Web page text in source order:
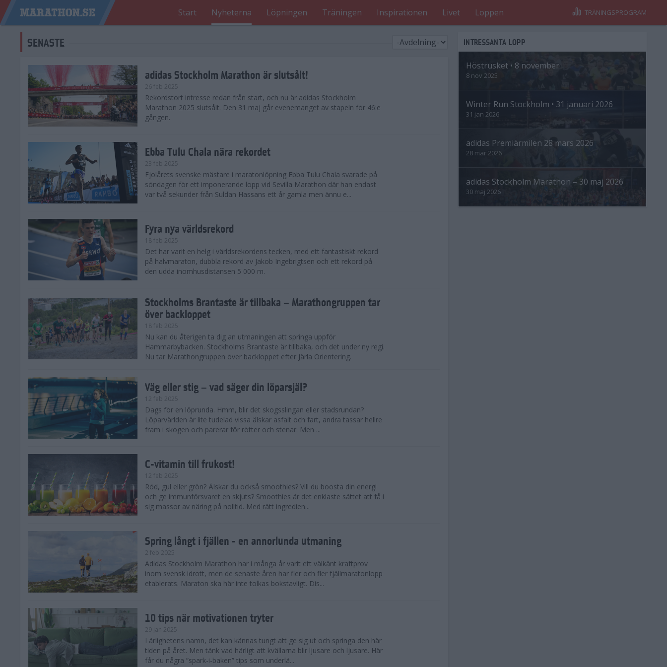
Start Nyheterna Löpningen Träningen Inspirationen Livet Loppen TRÄNINGSPROGRAM
SENASTE
adidas Stockholm Marathon är slutsålt!
26 feb 2025
Rekordstort intresse redan från start, och nu är adidas Stockholm
Marathon 2025 slutsålt. Den 31 maj går evenemanget av stapeln för 46:e
gången.
Ebba Tulu Chala nära rekordet
23 feb 2025
Fjolårets svenske mästare i maratonlöpning Ebba Tulu Chala svarade på
söndagen för ett imponerande lopp vid Sevilla Marathon där han endast
var två sekunder från Suldan Hassans ett år gamla men ännu e...
Fyra nya världsrekord
18 feb 2025
Det har varit en helg i världsrekordens tecken, med ett fantastiskt rekord
på halvmaraton, dubbla rekord av Jakob Ingebrigtsen och ett rekord på
den udda inomhusdistansen 5 000 m.
Stockholms Brantaste är tillbaka – Marathongruppen tar
över backloppet
18 feb 2025
Nu kan du återigen ta dig an utmaningen att springa uppför
Hammarbybacken. Stockholms Brantaste är tillbaka, och det under ny regi.
Nu tar Marathongruppen över backloppet efter Järla Orientering.
Väg eller stig – vad säger din löparsjäl?
12 feb 2025
Dags för en löprunda. Hmm, blir det skogsslingan eller stadsrundan?
Löparvärlden är lite tudelad vissa älskar asfalt och fart, andra tassar hellre
fram i skogen och parerar för rötter och stenar. Men ...
C-vitamin till frukost!
12 feb 2025
Röd, gul eller grön? Älskar du också smoothies? Vill du boosta din energi
och ge immunförsvaret en skjuts? Smoothies är det enklaste sättet att få i
sig massor av näring på nolltid. Med rätt ingredien...
Spring långt i fjällen - en annorlunda utmaning
2 feb 2025
Adidas Stockholm Marathon har i många år varit ett välkänt kraftprov
inom svensk idrott, men de senaste åren har fler och fler fjällmaratonlopp
etablerats. Maraton ska här inte tolkas bokstavligt. Dis...
10 tips när motivationen tryter
29 jan 2025
I ärlighetens namn, det kan kännas tungt att ge sig ut och springa den här
tiden på året. Men tänk vad härligt att kvällarna blir ljusare och ljusare. Här
får du några ”spark-i-baken” tips som underlä...
INTRESSANTA LOPP
Höstrusket • 8 november
8 nov 2025
Winter Run Stockholm • 31 januari 2026
31 jan 2026
adidas Premiärmilen 28 mars 2026
28 mar 2026
adidas Stockholm Marathon – 30 maj 2026
30 maj 2026